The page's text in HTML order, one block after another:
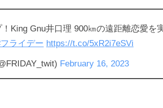
King Gnu井口理 900㎞の遠距離恋愛を
ライデー https://t.co/5xR2i7eSVi
February 16, 2023